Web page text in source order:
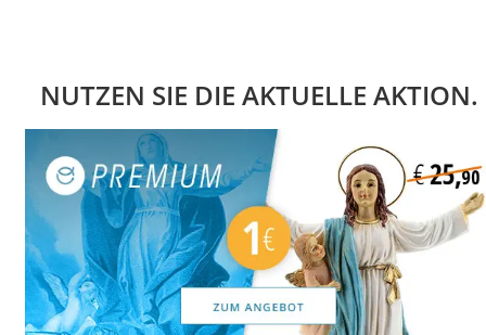
NUTZEN SIE DIE AKTUELLE AKTION.